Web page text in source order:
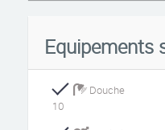
Equipements
Douche
10